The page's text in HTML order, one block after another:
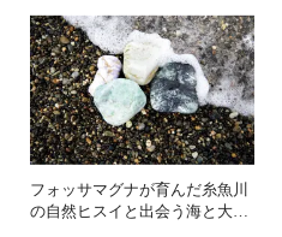
フォッサマグナが育んだ糸魚川
の自然ヒスイと出会う海と大地